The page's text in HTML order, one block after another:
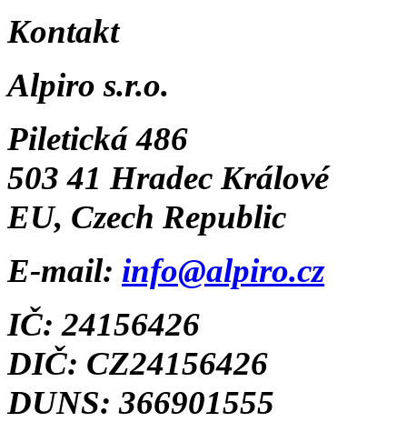
Kontakt
Alpiro s.r.o.
Piletická 486
503 41 Hradec Králové
EU, Czech Republic
E-mail: info@alpiro.cz
IČ: 24156426
DIČ: CZ24156426
DUNS: 366901555